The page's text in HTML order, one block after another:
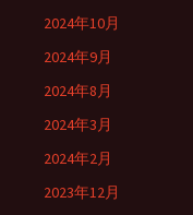
2024年10月
2024年9月
2024年8月
2024年3月
2024年2月
2023年12月